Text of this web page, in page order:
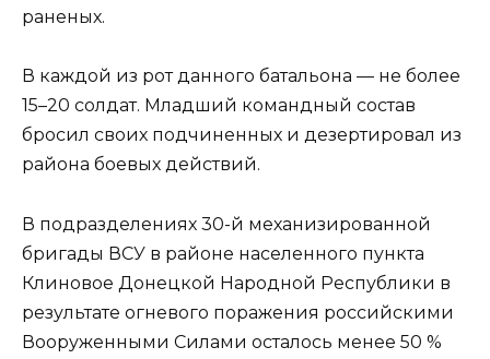
раненых.
В каждой из рот данного батальона — не более
15–20 солдат. Младший командный состав
бросил своих подчиненных и дезертировал из
района боевых действий.
В подразделениях 30-й механизированной
бригады ВСУ в районе населенного пункта
Клиновое Донецкой Народной Республики в
результате огневого поражения российскими
Вооруженными Силами осталось менее 50 %